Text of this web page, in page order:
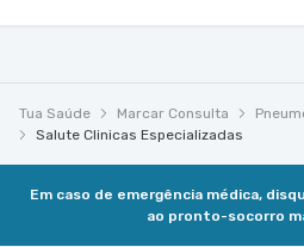
Tua Saúde Marcar Consulta
Salute Clinicas Especializadas
Em caso de emergência médica,
ao pronto-socorro